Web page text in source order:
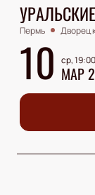
Пермь Дворец
10 ср, 19:00
МАР